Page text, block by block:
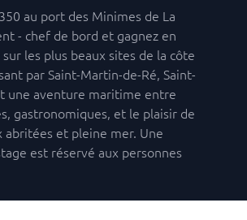
au port des Minimes de La
- chef de bord et gagnez en
les plus beaux sites de la côte
par Saint-Martin-de-Ré, Saint-
une aventure maritime entre
gastronomiques, et le plaisir de
abritées et pleine mer. Une
est réservé aux personnes